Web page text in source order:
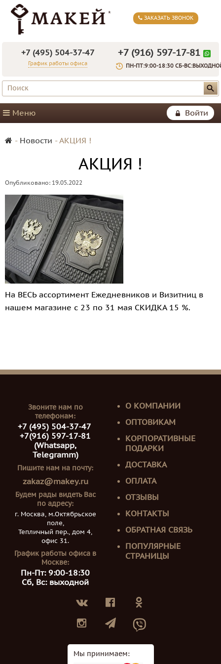
ЗАКАЗАТЬ ЗВОНОК
+7 (495) 504-37-47
График работы офиса
+7 (916) 597-17-81
ПН-ПТ:9:00-18:30 СБ-
Войти
Меню
- Новости -АКЦИЯ !
АКЦИЯ !
Опубликовано: 19.05.2022
На ВЕСЬ ассортимент Ежедневников и Визитниц в
нашем магазине с 23 по 31 мая СКИДКА 15 %.
Звоните нам по
телефонам:
+7 (495) 504-37-47
+7(916) 597-17-81
(Whatsapp,
Telegramm)
Пишите нам на почту:
zakaz@makey.ru
Будем рады видеть Вас
по адресу:
г. Москва, м.Октябрьское
поле,
Тепличный пер., дом 4,
офис 31.
График работы офиса в
Москве:
Пн-Пт: 9:00-18:30
Сб, Вс: выходной
О КОМПАНИИ
ОПТОВИКАМ
КОРПОРАТИВНЫЕ
ПОДАРКИ
ДОСТАВКА
ОПЛАТА
ОТЗЫВЫ
КОНТАКТЫ
ОБРАТНАЯ СВЯЗЬ
ПОПУЛЯРНЫЕ
СТРАНИЦЫ
Мы принимаем: